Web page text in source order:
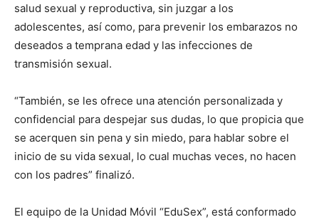
salud sexual y reproductiva, sin juzgar a los
adolescentes, así como, para prevenir los embarazos no
deseados a temprana edad y las infecciones de
transmisión sexual.
“También, se les ofrece una atención personalizada y
confidencial para despejar sus dudas, lo que propicia que
se acerquen sin pena y sin miedo, para hablar sobre el
inicio de su vida sexual, lo cual muchas veces, no hacen
con los padres” finalizó.
El equipo de la Unidad Móvil “EduSex”, está conformado